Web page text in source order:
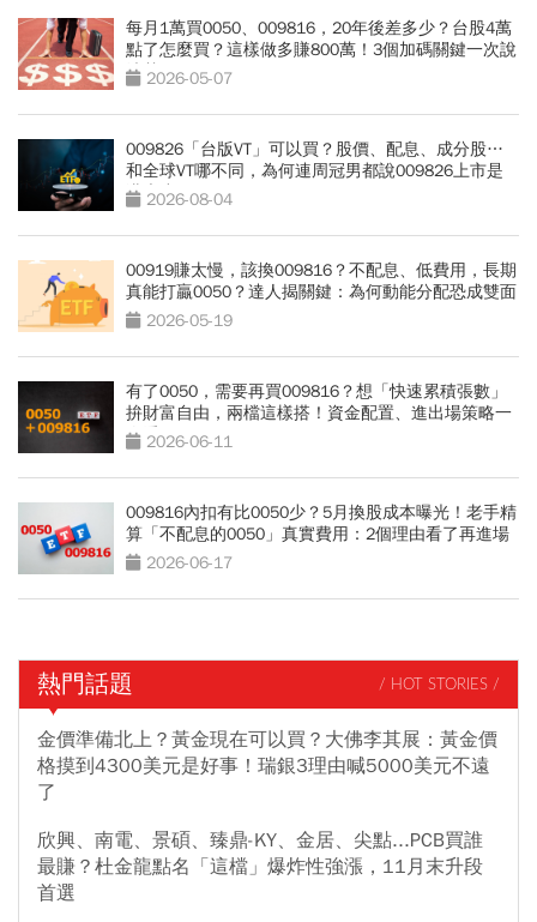
每月1萬買0050、009816，20年後差多少？台股4萬
點了怎麼買？這樣做多賺800萬！3個加碼關鍵一次說
清楚2026-05-07
009826「台版VT」可以買？股價、配息、成分股…
和全球VT哪不同，為何連周冠男都說009826上市是
邁大步？
2026-08-04
00919賺太慢，該換009816？不配息、低費用，長期
真能打贏0050？達人揭關鍵：為何動能分配恐成雙面
刃 2026-05-19
有了0050，需要再買009816？想「快速累積張數」
拚財富自由，兩檔這樣搭！資金配置、進出場策略一
次看2026-06-11
009816內扣有比0050少？5月換股成本曝光！老手精
算「不配息的0050」真實費用：2個理由看了再進場
2026-06-17
熱門話題 / HOT STORIES /
金價準備北上？黃金現在可以買？大佛李其展：黃金價
格摸到4300美元是好事！瑞銀3理由喊5000美元不遠
了
欣興、南電、景碩、臻鼎-KY、金居、尖點...PCB買誰
最賺？杜金龍點名「這檔」爆炸性強漲，11月末升段
首選